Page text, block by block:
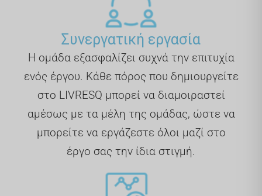
Συνεργατική εργασία
Η ομάδα εξασφαλίζει συχνά την επιτυχία
ενός έργου. Κάθε πόρος που δημιουργείτε
στο LIVRESQ μπορεί να διαμοιραστεί
αμέσως με τα μέλη της ομάδας, ώστε να
μπορείτε να εργάζεστε όλοι μαζί στο
έργο σας την ίδια στιγμή.